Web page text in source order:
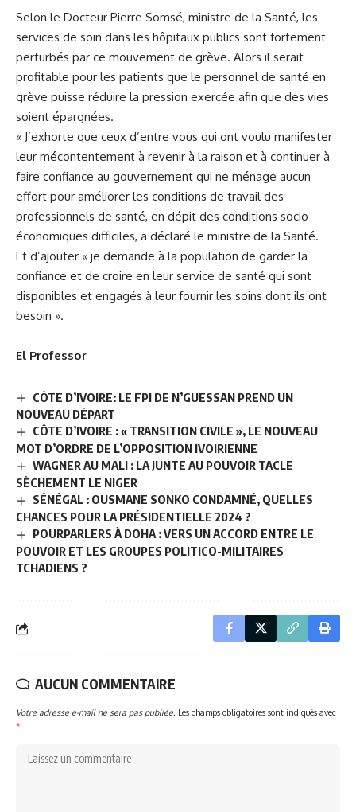
Selon le Docteur Pierre Somsé, ministre de la Santé, les
services de soin dans les hôpitaux publics sont fortement
perturbés par ce mouvement de grève. Alors il serait
profitable pour les patients que le personnel de santé en
grève puisse réduire la pression exercée afin que des vies
soient épargnées.
« J’exhorte que ceux d’entre vous qui ont voulu manifester
leur mécontentement à revenir à la raison et à continuer à
faire confiance au gouvernement qui ne ménage aucun
effort pour améliorer les conditions de travail des
professionnels de santé, en dépit des conditions socio-
économiques difficiles, a déclaré le ministre de la Santé.
Et d’ajouter « je demande à la population de garder la
confiance et de croire en leur service de santé qui sont
disponibles et engagés à leur fournir les soins dont ils ont
besoin ».
El Professor
CÔTE D’IVOIRE: LE FPI DE N’GUESSAN PREND UN
NOUVEAU DÉPART
CÔTE D’IVOIRE : « TRANSITION CIVILE », LE NOUVEAU
MOT D’ORDRE DE L’OPPOSITION IVOIRIENNE
WAGNER AU MALI : LA JUNTE AU POUVOIR TACLE
SÈCHEMENT LE NIGER
SÉNÉGAL : OUSMANE SONKO CONDAMNÉ, QUELLES
CHANCES POUR LA PRÉSIDENTIELLE 2024 ?
POURPARLERS À DOHA : VERS UN ACCORD ENTRE LE
POUVOIR ET LES GROUPES POLITICO-MILITAIRES
TCHADIENS ?
AUCUN COMMENTAIRE
Votre adresse e-mail ne sera pas publiée. Les champs obligatoires sont indiqués avec
*